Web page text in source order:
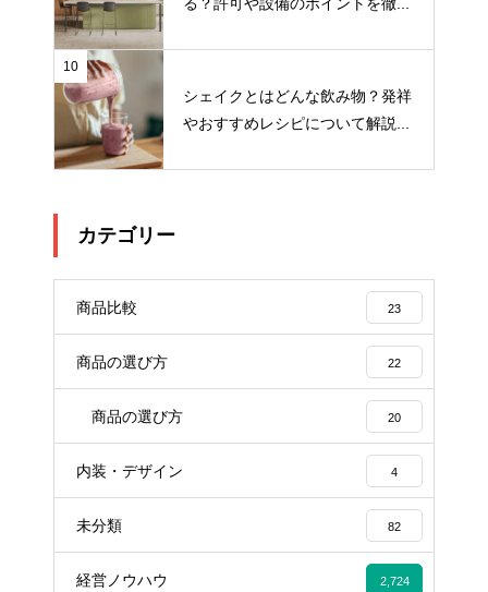
10
シェイクとはどんな飲み物？発祥
やおすすめレシピについて解説...
カテゴリー
商品比較 23
商品の選び方 22
商品の選び方 20
内装・デザイン 4
未分類 82
経営ノウハウ 2,724